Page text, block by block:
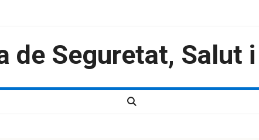
de Seguretat, Salut